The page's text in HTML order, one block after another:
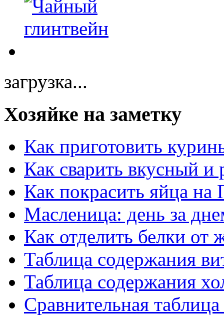
загрузка...
Хозяйке на заметку
Как приготовить
Как сварить вкусный и
Как покрасить яйца на
Масленица: день за
Как отделить белки от
Таблица содержания
Таблица содержания
Сравнительная